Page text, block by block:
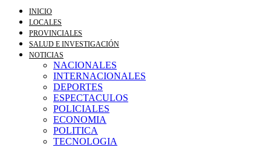
INICIO
LOCALES
PROVINCIALES
SALUD E INVESTIGACIÓN
NOTICIAS
NACIONALES
INTERNACIONALES
DEPORTES
ESPECTACULOS
POLICIALES
ECONOMIA
POLITICA
TECNOLOGIA